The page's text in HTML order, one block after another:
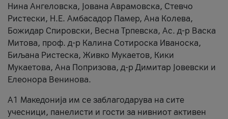
Нина Ангеловска, Јована Аврамовска, Стевчо
Ристески, Н.Е. Амбасадор Памер, Ана Колева,
Божидар Спировски, Весна Трпевска, Ас. д-р Васка
Митова, проф. д-р Калина Сотироска Иваноска,
Биљана Ристеска, Живко Мукаетов, Кики
Мукаетова, Ана Попризова, д-р Димитар Јовевски и
Елеонора Венинова.
А1 Македонија им се заблагодарува на сите
учесници, панелисти и гости за нивниот активен